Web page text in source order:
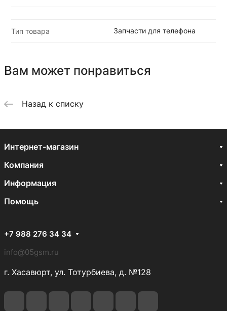
Тип товара Запчасти для телефона
Вам может понравиться
Назад к списку
Интернет-магазин
Компания
Информация
Помощь
+7 988 276 34 34
info@05gsm.ru
г. Хасавюрт, ул. Тотурбиева, д. №128